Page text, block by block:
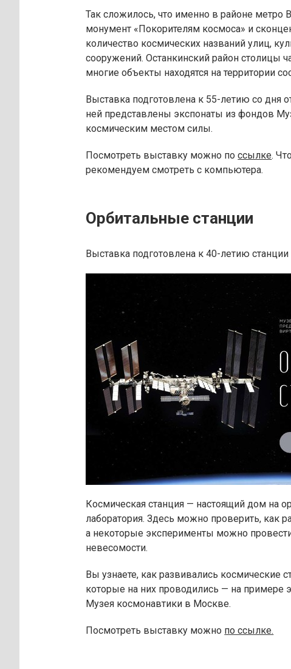
Так сложилось, что именно в районе
монумент «Покорителям космоса» и
количество космических названий улиц,
сооружений. Останкинский район столицы
многие объекты находятся на территории
Выставка подготовлена к 55-летию со дня
ней представлены экспонаты из фондов
космическим местом силы.
Посмотреть выставку можно поссылке.
рекомендуем смотреть с компьютера.
Орбитальные станции
Выставка подготовлена к 40-летию
Космическая станция — настоящий дом на
лаборатория. Здесь можно проверить, как
а некоторые эксперименты можно
невесомости.
Вы узнаете, как развивались космические
которые на них проводились — на примере
Музея космонавтики в Москве.
Посмотреть выставку можно по ссылке.